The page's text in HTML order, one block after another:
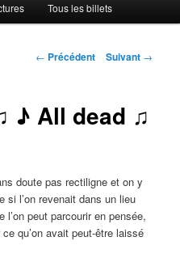
Tous les billets
Navigation
← Précédent Suivant →
♪ All dead ♫
doute pas rectiligne et on y
si l’on revenait dans un lieu
l’on peut parcourir en pensée,
qu’on avait peut-être laissé